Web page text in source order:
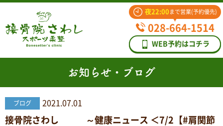
夜22:00 まで営業(予約優先)
028-664-1514
WEB予約はコチラ
お知らせ・ブログ
ブログ 2021.07.01
接骨院さわし ～健康ニュース ＜7/2【#肩関節